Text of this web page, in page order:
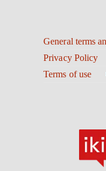
General terms
Privacy Policy
Terms of use